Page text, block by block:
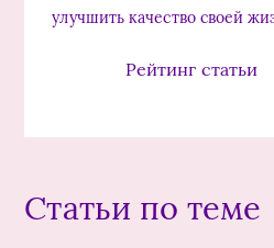
улучшить качество своей
Рейтинг статьи
Статьи по теме